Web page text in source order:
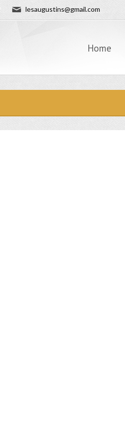
✉ lesaugustins@gmail.com
Home